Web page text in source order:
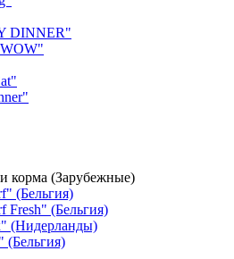
DINNER"
корма (Зарубежные)
(Бельгия)
Fresh" (Бельгия)
(Нидерланды)
(Бельгия)